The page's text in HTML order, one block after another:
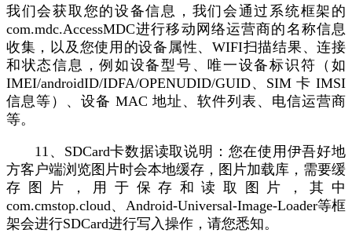
我们会获取您的设备信息，我们会通过系统框架的
com.mdc.AccessMDC进行移动网络运营商的名称信息
收集，以及您使用的设备属性、WIFI扫描结果、连接
和状态信息，例如设备型号、唯一设备标识符（如
IMEI/androidID/IDFA/OPENUDID/GUID、SIM 卡 IMSI
信息等）、设备 MAC 地址、软件列表、电信运营商
等。
11、SDCard卡数据读取说明：您在使用伊吾好地
方客户端浏览图片时会本地缓存，图片加载库，需要缓
存图片，用于保存和读取图片，其中
com.cmstop.cloud、Android-Universal-Image-Loader等框
架会进行SDCard进行写入操作，请您悉知。